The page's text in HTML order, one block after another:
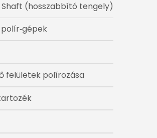
Shaft (hosszabbító tengely)
polír‑gépek
felületek polírozása